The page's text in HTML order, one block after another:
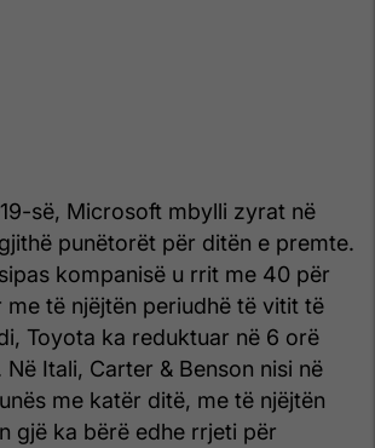
së, Microsoft mbylli zyrat në
punëtorët për ditën e premte.
kompanisë u rrit me 40 për
me të njëjtën periudhë të vitit të
Toyota ka reduktuar në 6 orë
Itali, Carter & Benson nisi në
me katër ditë, me të njëjtën
gjë ka bërë edhe rrjeti për